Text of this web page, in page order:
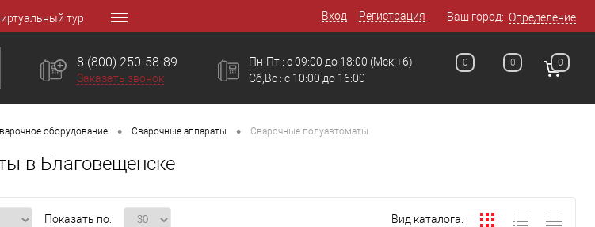
тур Вход Регистрация Ваш город: Определение
8 (800) 250-58-89
Заказать звонок
Пн-Пт : с 09:00 до 18:00
Сб,Вс : c 10:00 до 16:00
(Мск +6) 0 0 0
оборудование • Сварочные аппараты • Сварочные полуавтоматы
в Благовещенске
Показать по: Вид каталога: